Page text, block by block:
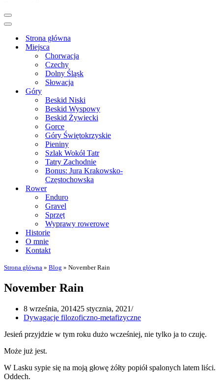
Menu
nawigacji
Menu
nawigacjiStrona główna
Miejsca
Chorwacja
Czechy
Dolny Śląsk
Słowacja
Góry
Beskid Niski
Beskid Wyspowy
Beskid Żywiecki
Gorce
Góry Świętokrzyskie
Pieniny
Szlak Wokół Tatr
Tatry Zachodnie
Bonus: Jura Krakowsko-
Częstochowska
Rower
Enduro
Gravel
Sprzęt
Wyprawy rowerowe
Historie
O mnie
Kontakt
Strona główna » Blog » November Rain
November Rain
8 września, 201425 stycznia, 2021
Dywagacje filozoficzno-metafizyczne
Jesień przyjdzie w tym roku dużo wcześniej, nie tylko ja to czuję.
Może już jest.
W Lasku sypie się na moją głowę żółty popiół spalonych latem liści.
Oddech.